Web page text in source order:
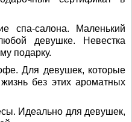
спа-салона. Маленький
девушке. Невестка
подарку.
Для девушек, которые
без этих ароматных
Идеально для девушек,